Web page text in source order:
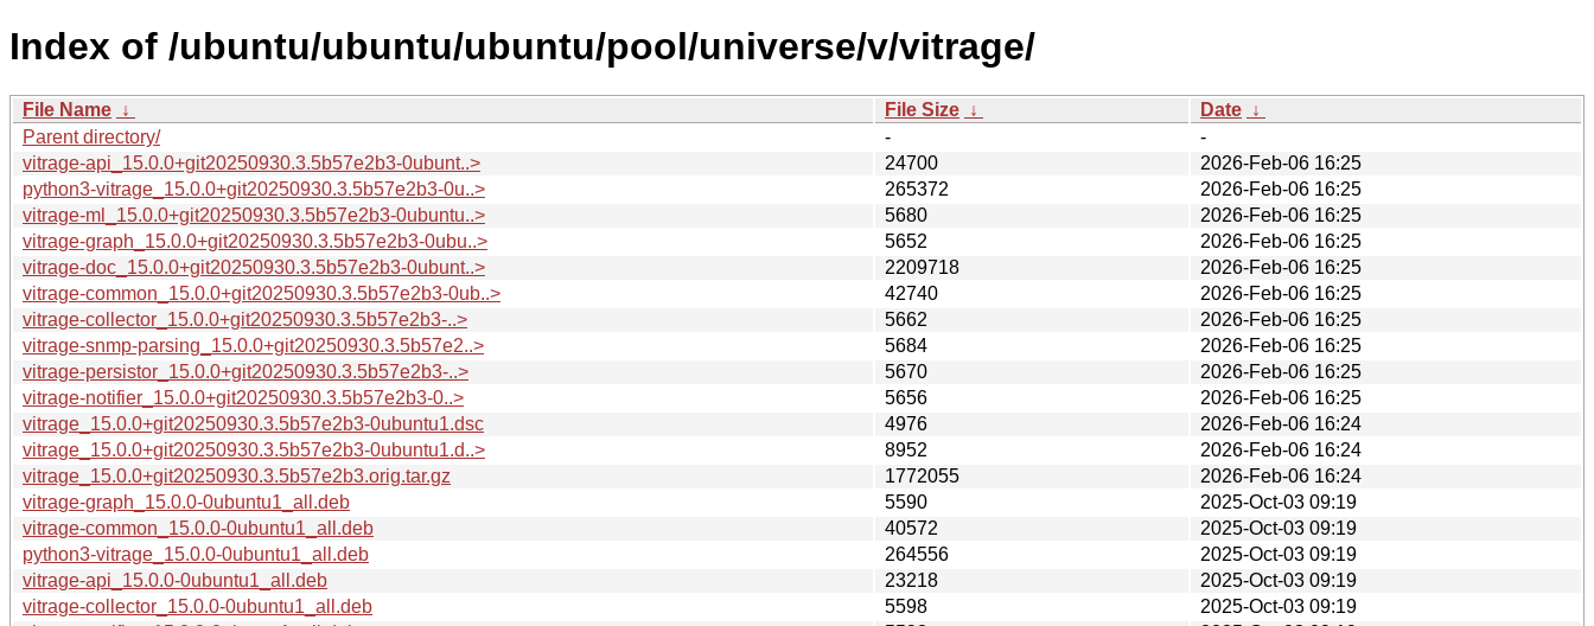
Index of /ubuntu/ubuntu/ubuntu/pool/universe/v/vitrage/
File Name ↓ File Size ↓ Date ↓
Parent directory/
-
-
vitrage-api_15.0.0+git20250930.3.5b57e2b3-0ubunt..>
24700
2026-Feb-06 16:25
python3-vitrage_15.0.0+git20250930.3.5b57e2b3-0u..>
265372
2026-Feb-06 16:25
vitrage-ml_15.0.0+git20250930.3.5b57e2b3-0ubuntu..>
5680
2026-Feb-06 16:25
vitrage-graph_15.0.0+git20250930.3.5b57e2b3-0ubu..>
5652
2026-Feb-06 16:25
vitrage-doc_15.0.0+git20250930.3.5b57e2b3-0ubunt..>
2209718
2026-Feb-06 16:25
vitrage-common_15.0.0+git20250930.3.5b57e2b3-0ub..>
42740
2026-Feb-06 16:25
vitrage-collector_15.0.0+git20250930.3.5b57e2b3-..>
5662
2026-Feb-06 16:25
vitrage-snmp-parsing_15.0.0+git20250930.3.5b57e2..>
5684
2026-Feb-06 16:25
vitrage-persistor_15.0.0+git20250930.3.5b57e2b3-..>
5670
2026-Feb-06 16:25
vitrage-notifier_15.0.0+git20250930.3.5b57e2b3-0..>
5656
2026-Feb-06 16:25
vitrage_15.0.0+git20250930.3.5b57e2b3-0ubuntu1.dsc
4976
2026-Feb-06 16:24
vitrage_15.0.0+git20250930.3.5b57e2b3-0ubuntu1.d..>
8952
2026-Feb-06 16:24
vitrage_15.0.0+git20250930.3.5b57e2b3.orig.tar.gz
1772055
2026-Feb-06 16:24
vitrage-graph_15.0.0-0ubuntu1_all.deb
5590
2025-Oct-03 09:19
vitrage-common_15.0.0-0ubuntu1_all.deb
40572
2025-Oct-03 09:19
python3-vitrage_15.0.0-0ubuntu1_all.deb
264556
2025-Oct-03 09:19
vitrage-api_15.0.0-0ubuntu1_all.deb
23218
2025-Oct-03 09:19
vitrage-collector_15.0.0-0ubuntu1_all.deb
5598
2025-Oct-03 09:19